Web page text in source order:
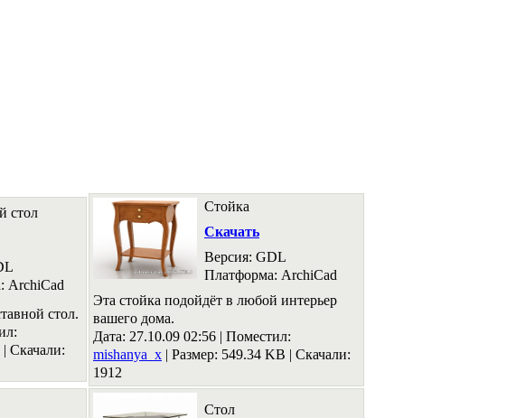
стол
ArchiCad
стол.
| Скачали:
Стойка
Скачать
Версия: GDL
Платформа: ArchiCad
Эта стойка подойдёт в любой интерьер
вашего дома.
Дата: 27.10.09 02:56 | Поместил:
mishanya_x | Размер: 549.34 KB | Скачали:
1912
Стол